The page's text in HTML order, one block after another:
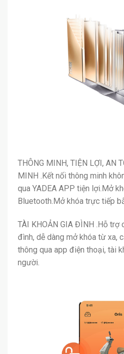
THÔNG MINH, TIỆN LỢI, AN
MINH .Kết nối thông minh
qua YADEA APP tiện lợi.Mở
Bluetooth.Mở khóa trực tiếp
TÀI KHOẢN GIA ĐÌNH .Hỗ trợ
đình, dễ dàng mở khóa từ xa,
thông qua app điện thoại, tài
người.